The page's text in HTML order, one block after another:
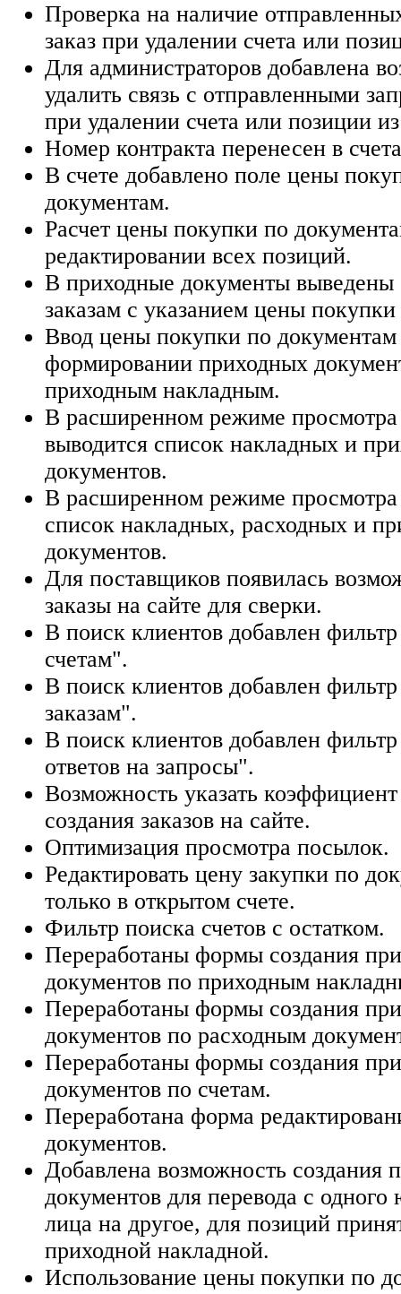
Проверка на наличие
заказ при удалении счета или
Для администраторов добавлена
удалить связь с отправленными
при удалении счета или позиции
Номер контракта перенесен в
В счете добавлено поле цены
документам.
Расчет цены покупки по
редактировании всех позиций.
В приходные документы выведены
заказам с указанием цены
Ввод цены покупки по
формировании приходных
приходным накладным.
В расширенном режиме просмотра
выводится список накладных и
документов.
В расширенном режиме просмотра
список накладных, расходных и
документов.
Для поставщиков появилась
заказы на сайте для сверки.
В поиск клиентов добавлен
счетам".
В поиск клиентов добавлен
заказам".
В поиск клиентов добавлен
ответов на запросы".
Возможность указать
создания заказов на сайте.
Оптимизация просмотра посылок.
Редактировать цену закупки по
только в открытом счете.
Фильтр поиска счетов с остатком.
Переработаны формы создания
документов по приходным
Переработаны формы создания
документов по расходным
Переработаны формы создания
документов по счетам.
Переработана форма
документов.
Добавлена возможность создания
документов для перевода с одного
лица на другое, для позиций
приходной накладной.
Использование цены покупки по